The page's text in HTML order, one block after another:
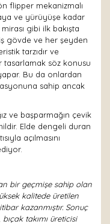
flipper mekanizmalı
ve yürüyüşe kadar
gibi ilk bakışta
gövde ve her şeyden
tarzıdır ve
tasarlamak söz konusu
Bu da onlardan
sahip ancak
ve başparmağın çevik
Elde dengeli duran
açılmasını
bir geçmişe sahip olan
kalitede üretilen
kazanmıştır. Sonuç
takımı üreticisi